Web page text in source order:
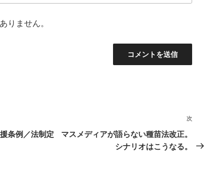
りません。
条例／法制定
次
投
次
マスメディアが語らない種苗法改正。
シナリオはこうなる。